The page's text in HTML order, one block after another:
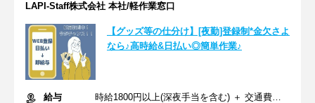
LAPI-Staff株式会社 本社/軽作業窓口
【グッズ等の仕分け】[夜勤]登録制*金欠さよ
なら♪高時給&日払い◎簡単作業♪
給与
時給1800円以上(深夜手当を含む) ＋ 交通費全額支給